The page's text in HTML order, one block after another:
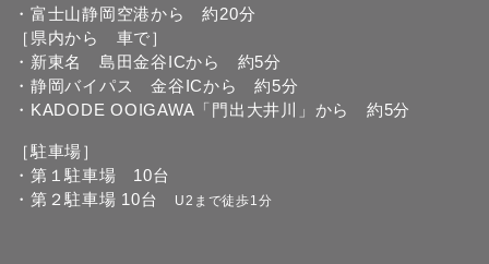
・富士山静岡空港から 約20分
［県内から 車で］
・新東名 島田金谷ICから 約5分
・静岡バイパス 金谷ICから 約5分
・KADODE OOIGAWA「門出大井川」から 約5分
［駐車場］
・第１駐車場 10台
・第２駐車場 10台
U2まで徒歩1分